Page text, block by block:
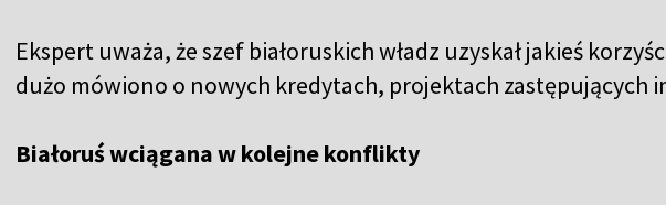
Ekspert uważa, że szef białoruskich władz uzyskał jakieś
dużo mówiono o nowych kredytach, projektach zastępujących
Białoruś wciągana w kolejne konflikty